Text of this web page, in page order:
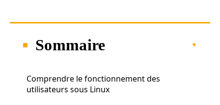
Sommaire
Comprendre le fonctionnement des
utilisateurs sous Linux